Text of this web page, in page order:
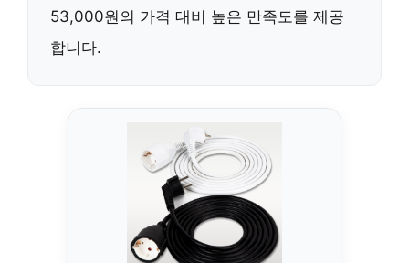
53,000원의 가격 대비 높은 만족도를 제공
합니다.